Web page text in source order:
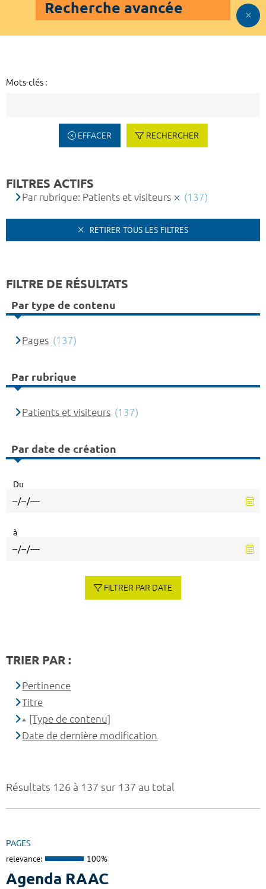
Recherche avancée
Mots-clés :
EFFACER RECHERCHER
Résultats 126 à 137 sur 137 au total
PAGES
relevance: 100%
Agenda RAAC
FILTRES ACTIFS
Par rubrique: Patients et visiteurs (137)
RETIRER TOUS LES FILTRES
FILTRE DE RÉSULTATS
Par type de contenu
Pages (137)
Par rubrique
Patients et visiteurs (137)
Par date de création
Du
à
FILTRER PAR DATE
TRIER PAR :
Pertinence
Titre
[Type de contenu]
Date de dernière modification